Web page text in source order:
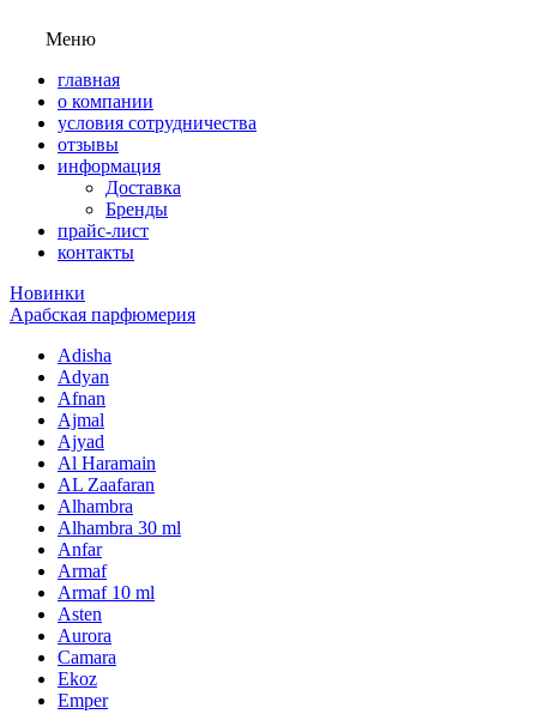
Меню
главная
о компании
условия сотрудничества
отзывы
информация
Доставка
Бренды
прайс-лист
контакты
Новинки
Арабская парфюмерия
Adisha
Adyan
Afnan
Ajmal
Ajyad
Al Haramain
AL Zaafaran
Alhambra
Alhambra 30 ml
Anfar
Armaf
Armaf 10 ml
Asten
Aurora
Camara
Ekoz
Emper